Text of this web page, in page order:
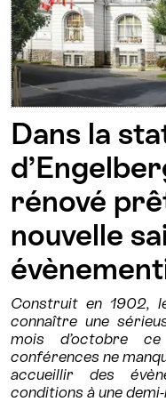
Dans la
rénové
nouvelle
Construit en 1902,
connaître une
mois d’octobre
conférences ne
accueillir des
conditions à une